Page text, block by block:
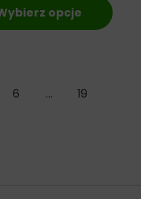
opcje
6 …
19